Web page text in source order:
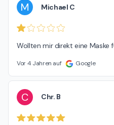
M Michael C
Wollten mir direkt eine Maske
Vor 4 Jahren auf Google
C Chr. B